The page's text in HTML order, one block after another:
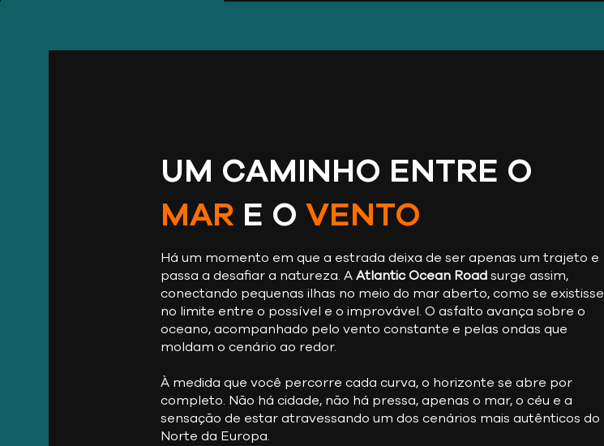
UM CAMINHO ENTRE O
MARE O VENTO
Há um momento em que a estrada deixa de ser apenas um trajeto e
passa a desafiar a natureza. AAtlantic Ocean Roadsurge assim,
conectando pequenas ilhas no meio do mar aberto, como se existisse
no limite entre o possível e o improvável. O asfalto avança sobre o
oceano, acompanhado pelo vento constante e pelas ondas que
moldam o cenário ao redor.
À medida que você percorre cada curva, o horizonte se abre por
completo. Não há cidade, não há pressa, apenas o mar, o céu e a
sensação de estar atravessando um dos cenários mais autênticos do
Norte da Europa.